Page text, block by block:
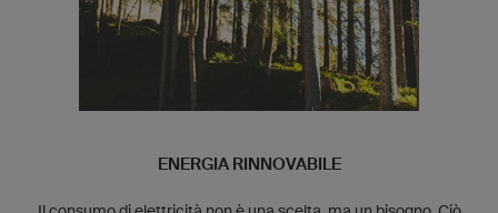
ENERGIA RINNOVABILE